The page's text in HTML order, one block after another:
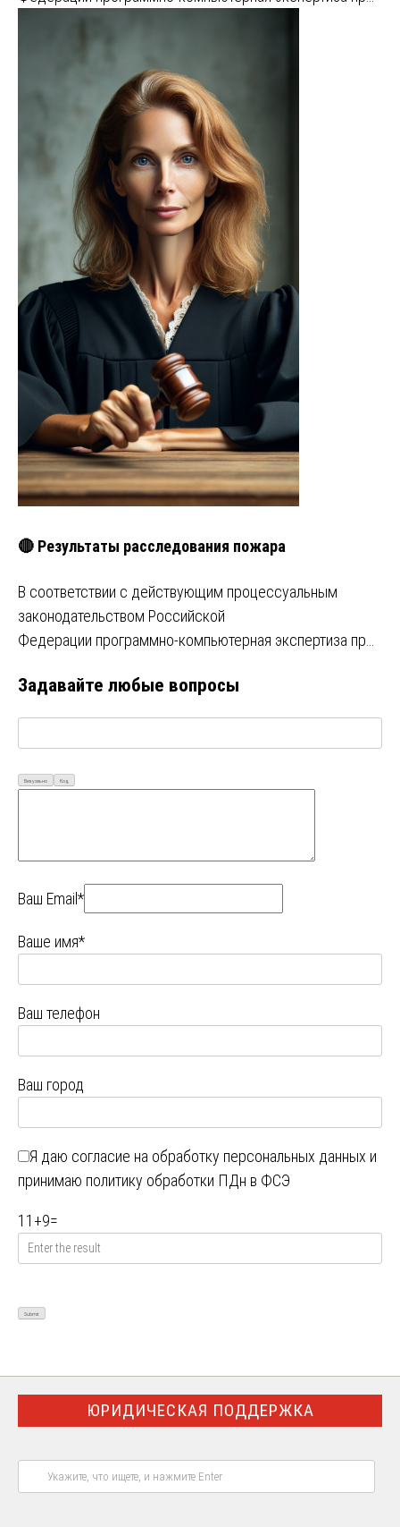
🔴 Результаты расследования пожара
В соответствии с действующим процессуальным
законодательством Российской
Федерации программно-компьютерная экспертиза пр…
Задавайте любые вопросы
Визуально Код
Ваш Email*
Ваше имя*
Ваш телефон
Ваш город
Я даю согласие на обработку персональных данных и
принимаю политику обработки ПДн в ФСЭ
11 +9=
ЮРИДИЧЕСКАЯ ПОДДЕРЖКА